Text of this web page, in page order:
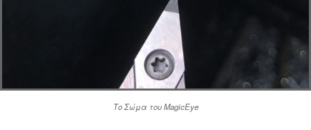
Το Σώμα του MagicEye